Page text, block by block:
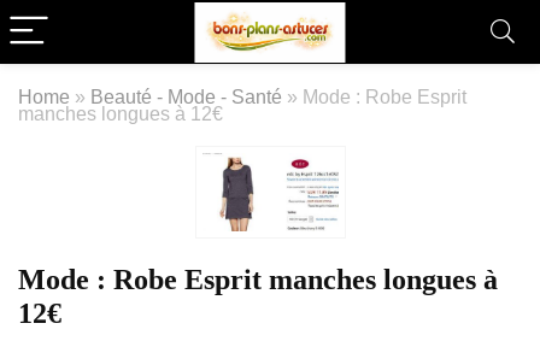
Home » Beauté - Mode - Santé » Mode : Robe Esprit
manches longues à 12€
Mode : Robe Esprit manches longues à
12€